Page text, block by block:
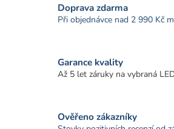
d
r
v
Doprava zdarma
Při objednávce nad 2 990 Kč
Garance kvality
Až 5 let záruky na vybraná
Ověřeno zákazníky